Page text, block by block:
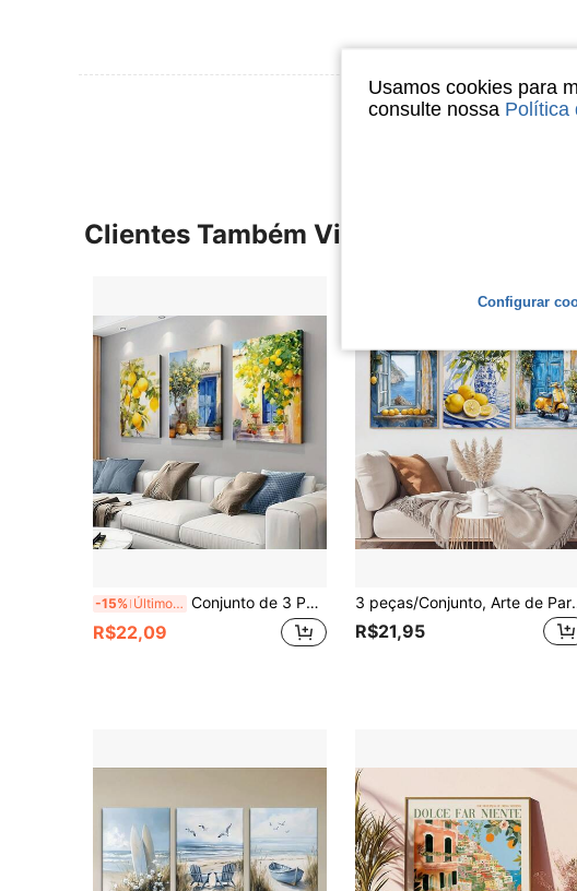
Ver Mais Avaliações
Clientes Também Visitaram
-15% Últimos 3 dias Conjunto de 3 Peças, Arte em Tela de Parede Limão Mediterrâneo, Estilo Artístico Grego e Italiano, Pôster em Tela À Prova d'Água, Decoração para Casa, Escritório, Sala de Estar, Quarto, Banheiro, Sala de Jantar, Uso Interno e Externo, Temporada de Primavera e Verão, Decoração de Pinturas em Tinta em Salas de Estar, Quartos, Salas de Jantar, Molduras Modernas Opcionais, Pôsteres, Artes de Parede, Pinturas em Tela
R$22,09
3 peças/Conjunto, Arte de Parede em Tela, Decoração de Parede Emoldurada,
R$21,95
Usamos cookies para
consulte nossa Política
Configurar